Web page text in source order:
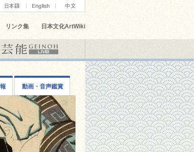
リンク集 日本文化ArtWiki
動画・音声鑑賞